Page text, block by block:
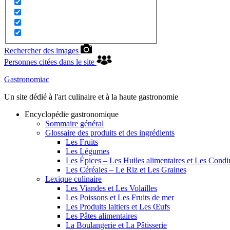
Rechercher des images
Personnes citées dans le site
Gastronomiac
Un site dédié à l'art culinaire et à la haute gastronomie
Encyclopédie gastronomique
Sommaire général
Glossaire des produits et des ingrédients
Les Fruits
Les Légumes
Les Épices – Les Huiles alimentaires et Les
Les Céréales – Le Riz et Les Graines
Lexique culinaire
Les Viandes et Les Volailles
Les Poissons et Les Fruits de mer
Les Produits laitiers et Les Œufs
Les Pâtes alimentaires
La Boulangerie et La Pâtisserie